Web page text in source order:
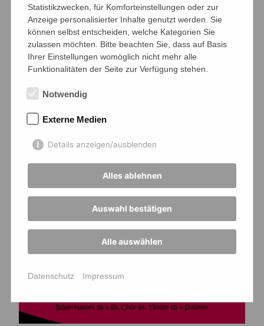
Info-Veranstaltung zum
Selbstgesteuerten Lernen
15.06.2026 ·Allgemein
Statistikzwecken, für Komforteinstellungen oder zur
Anzeige personalisierter Inhalte genutzt werden. Sie
können selbst entscheiden, welche Kategorien Sie
zulassen möchten. Bitte beachten Sie, dass auf Basis
Ihrer Einstellungen womöglich nicht mehr alle
Funktionalitäten der Seite zur Verfügung stehen.
Notwendig
Externe Medien
Details anzeigen/ausblenden
Alles ablehnen
Auswahl bestätigen
Alle auswählen
Datenschutz Impressum